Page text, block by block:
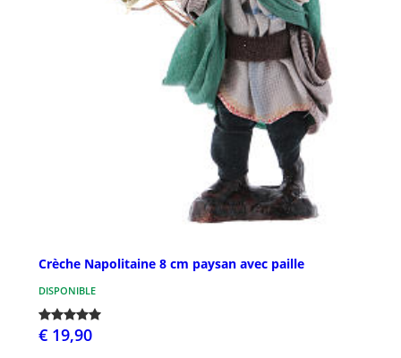
Crèche Napolitaine 8 cm paysan avec paille
DISPONIBLE
€ 19,90